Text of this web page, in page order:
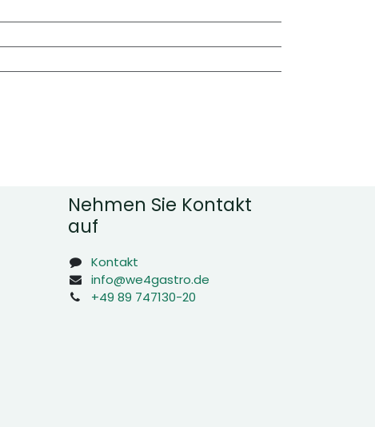
Nehmen Sie Kontakt
auf
Kontakt
info@we4gastro.de
+49 89 747130-20